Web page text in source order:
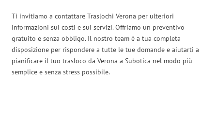
Ti invitiamo a contattare Traslochi Verona per ulteriori
informazioni sui costi e sui servizi. Offriamo un preventivo
gratuito e senza obbligo. Il nostro team è a tua completa
disposizione per rispondere a tutte le tue domande e aiutarti a
pianificare il tuo trasloco da Verona a Subotica nel modo più
semplice e senza stress possibile.